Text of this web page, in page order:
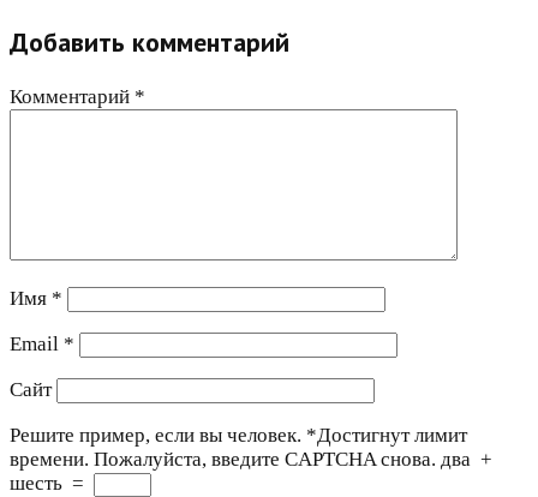
Добавить комментарий
Комментарий *
Имя *
Email *
Сайт
Решите пример, если вы человек. *Достигнут лимит
времени. Пожалуйста, введите CAPTCHA снова. два +
шесть =